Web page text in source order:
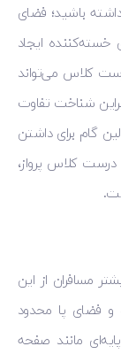
داشته باشید؛ فضای
ایجاد
کلاس می‌تواند
شناخت تفاوت
گام برای داشتن
کلاس پرواز،
مسافران از این
و فضای پا محدود
مانند صفحه